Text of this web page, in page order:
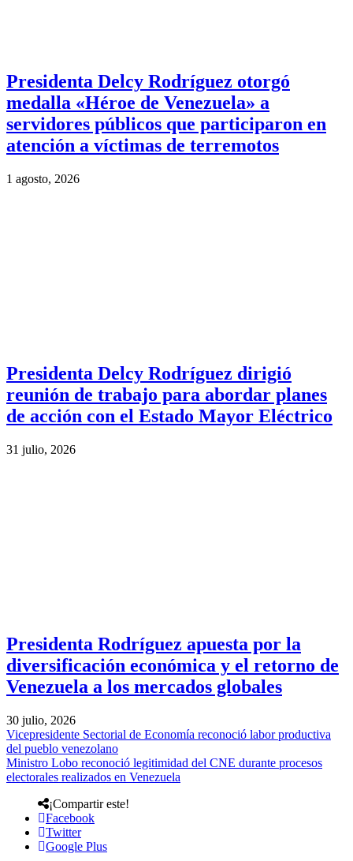
Presidenta Delcy Rodríguez otorgó
medalla «Héroe de Venezuela» a
servidores públicos que participaron en
atención a víctimas de terremotos
1 agosto, 2026
Presidenta Delcy Rodríguez dirigió
reunión de trabajo para abordar planes
de acción con el Estado Mayor Eléctrico
31 julio, 2026
Presidenta Rodríguez apuesta por la
diversificación económica y el retorno de
Venezuela a los mercados globales
30 julio, 2026
Vicepresidente Sectorial de Economía reconoció labor productiva
del pueblo venezolano
Ministro Lobo reconoció legitimidad del CNE durante procesos
electorales realizados en Venezuela
¡Compartir este!
Facebook
Twitter
Google Plus